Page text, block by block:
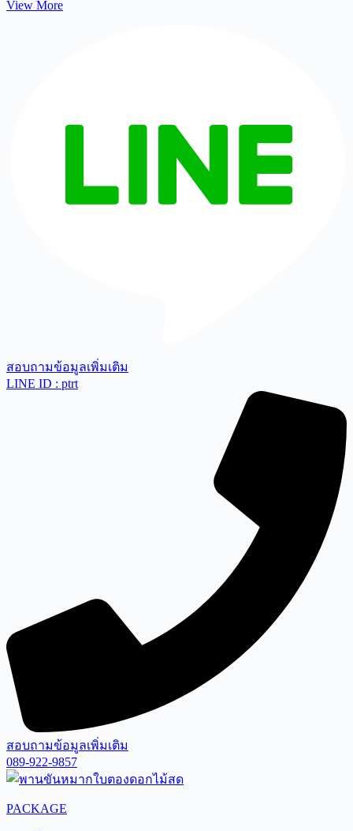
View More
สอบถามข้อมูลเพิ่มเติม
LINE ID : ptrt
สอบถามข้อมูลเพิ่มเติม
089-922-9857
PACKAGE